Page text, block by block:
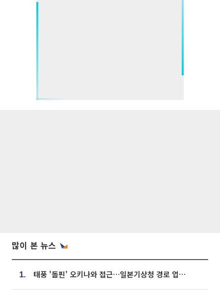
많이 본 뉴스
1. 태풍 '돌핀' 오키나와 접근…일본기상청 경로 업데이트